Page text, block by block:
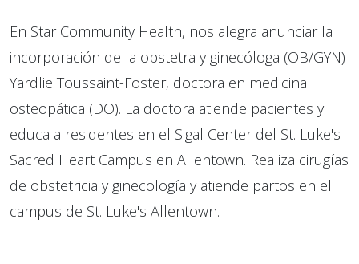
En Star Community Health, nos alegra anunciar la
incorporación de la obstetra y ginecóloga (OB/GYN)
Yardlie Toussaint-Foster, doctora en medicina
osteopática (DO). La doctora atiende pacientes y
educa a residentes en el Sigal Center del St. Luke's
Sacred Heart Campus en Allentown. Realiza cirugías
de obstetricia y ginecología y atiende partos en el
campus de St. Luke's Allentown.